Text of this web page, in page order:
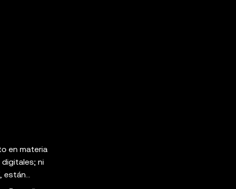
en materia
ni
están